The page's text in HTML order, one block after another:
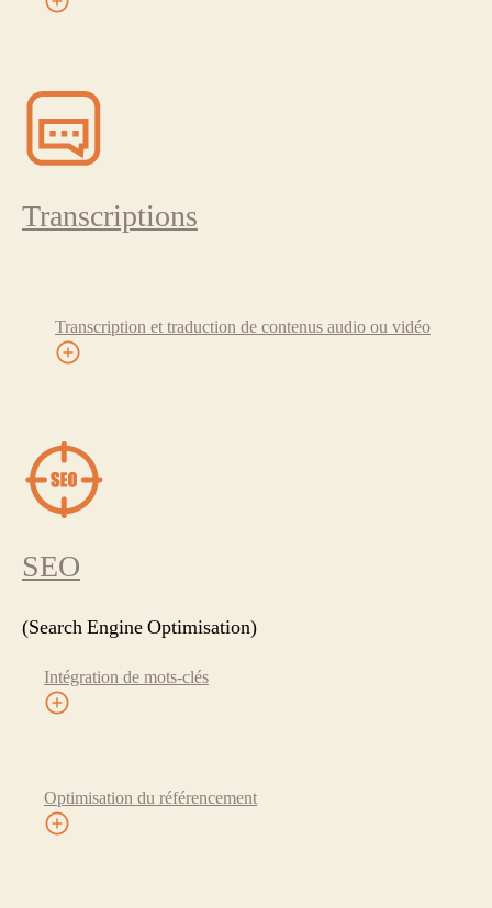
Transcriptions
Transcription et traduction de contenus audio ou vidéo
SEO
(Search Engine Optimisation)
Intégration de mots-clés
Optimisation du référencement